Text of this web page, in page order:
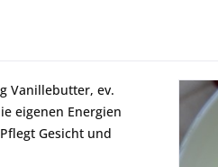
Vanillebutter, ev.
eigenen Energien
Gesicht und